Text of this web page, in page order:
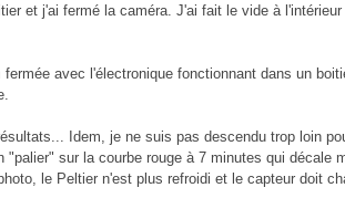
et j'ai fermé la caméra. J'ai fait le vide à
avec l'électronique fonctionnant dans un
Idem, je ne suis pas descendu trop loin
"palier" sur la courbe rouge à 7 minutes qui décale
le Peltier n'est plus refroidi et le capteur doit